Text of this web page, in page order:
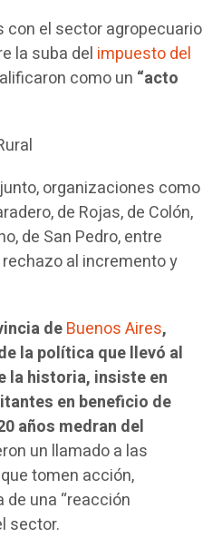
con el sector agropecuario
la suba del impuesto del
como un “acto
organizaciones como
de Rojas, de Colón,
de San Pedro, entre
al incremento y
deBuenos Aires,
la política que llevó al
la historia, insiste en
en beneficio de
años medran del
un llamado a las
tomen acción,
una “reacción
sector.